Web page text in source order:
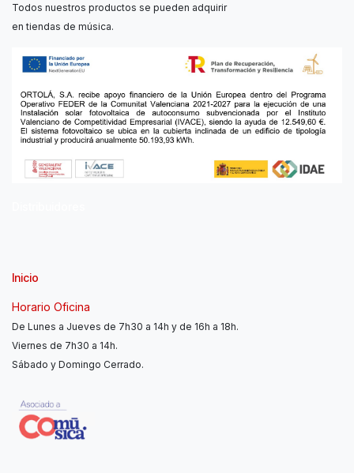
Todos nuestros productos se pueden adquirir
en tiendas de música.
Inicio
Horario Oficina
De Lunes a Jueves de 7h30 a 14h y de 16h a 18h.
Viernes de 7h30 a 14h.
Sábado y Domingo Cerrado.